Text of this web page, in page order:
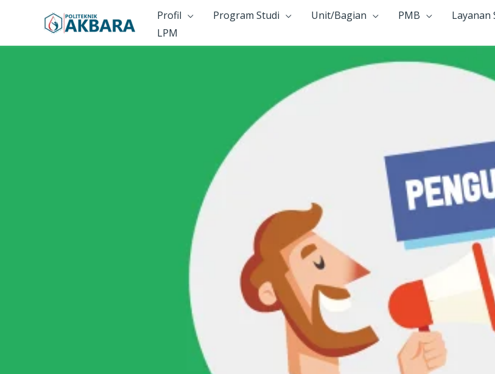
content
Profil Program Studi Unit/Bagian PMB Layanan
LPM